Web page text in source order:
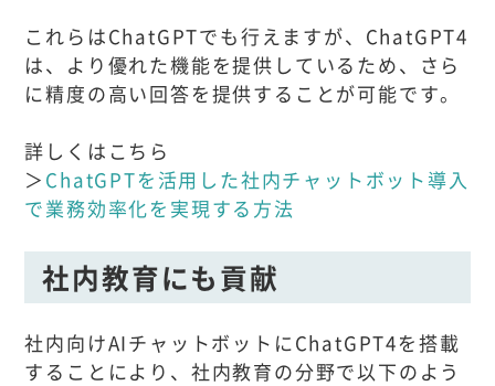
これらはChatGPTでも行えますが、ChatGPT4
は、より優れた機能を提供しているため、さら
に精度の高い回答を提供することが可能です。
詳しくはこちら
＞ ChatGPTを活用した社内チャットボット導入
で業務効率化を実現する方法
社内教育にも貢献
社内向けAIチャットボットにChatGPT4を搭載
することにより、社内教育の分野で以下のよう